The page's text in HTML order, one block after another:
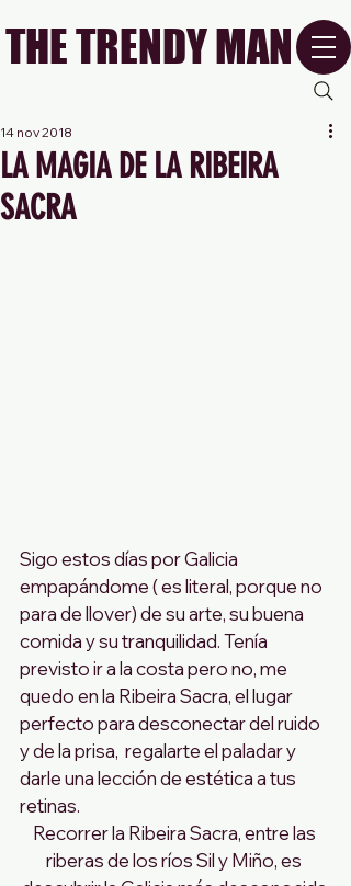
THE TRENDY MAN
LA MAGIA DE LA RIBEIRA
SACRA
14 nov 2018
Sigo estos días por Galicia
empapándome ( es literal, porque no
para de llover) de su arte, su buena
comida y su tranquilidad. Tenía
previsto ir a la costa pero no, me
quedo en la Ribeira Sacra, el lugar
perfecto para desconectar del ruido
y de la prisa,  regalarte el paladar y
darle una lección de estética a tus
retinas.
Recorrer la Ribeira Sacra, entre las
riberas de los ríos Sil y Miño, es